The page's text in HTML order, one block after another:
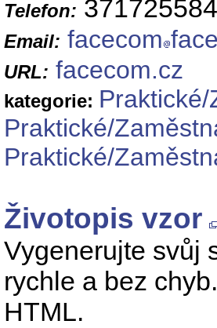
Telefon: 371725584
Email: facecom
URL: facecom.cz
kategorie:
Praktické/
Praktické/
Životopis vzor
Vygenerujte svůj
rychle a bez
HTML.